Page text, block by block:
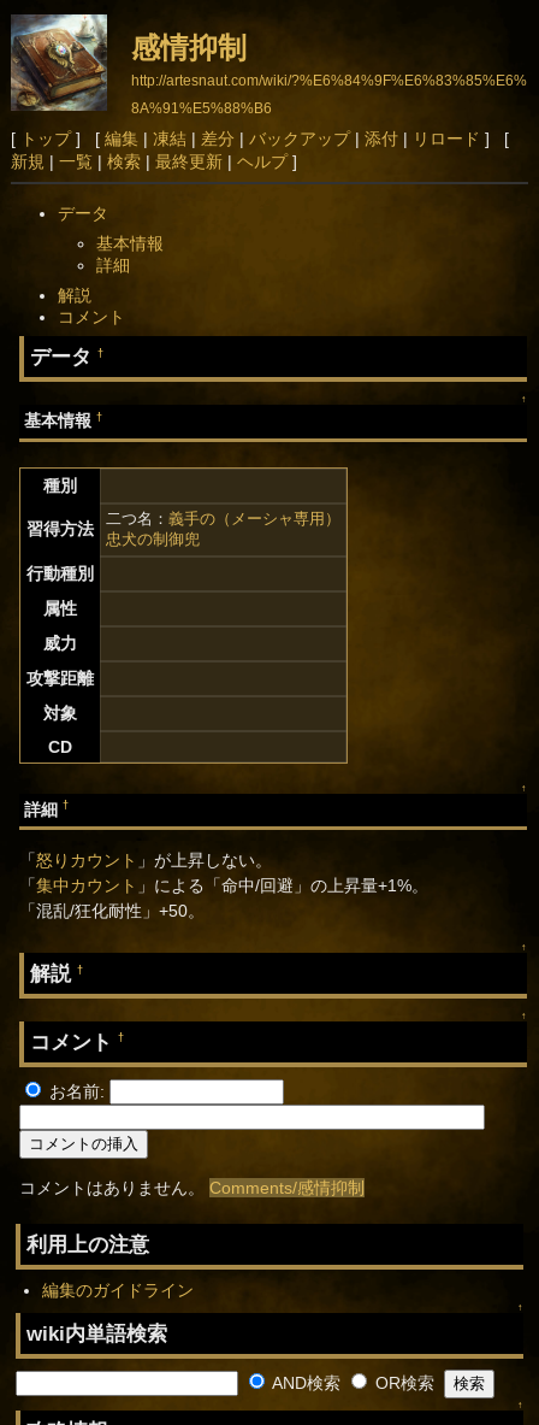
感情抑制
http://artesnaut.com/wiki/?%E6%84%9F%E6%83%85%E6%
8A%91%E5%88%B6
[ トップ] [ 編集| 凍結| 差分 | バックアップ| 添付| リロード ] [
新規 | 一覧 | 検索| 最終更新| ヘルプ]
データ
基本情報
詳細
解説
コメント
データ†
↑
基本情報†
種別
習得方法
二つ名：義手の（メーシャ専用）
忠犬の制御兜
行動種別
属性
威力
攻撃距離
対象
CD
↑
詳細†
「怒りカウント 」が上昇しない。
「集中カウント 」による「命中/回避」の上昇量+1%。
「混乱/狂化耐性」+50。
↑
解説†
↑
コメント†
お名前:
コメントはありません。Comments/感情抑制
利用上の注意
編集のガイドライン
↑
wiki内単語検索
AND検索 OR検索
↑